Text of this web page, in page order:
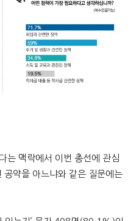
는 맥락에서 이번 총선에 관심
약을 아느냐와 같은 질문에는